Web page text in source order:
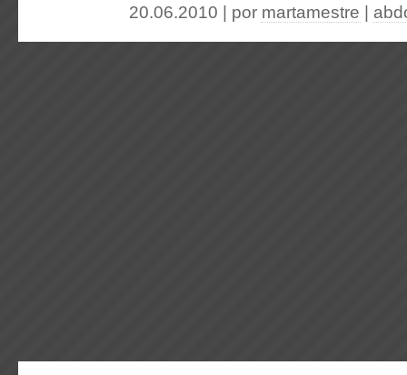
20.06.2010 | por martamestre